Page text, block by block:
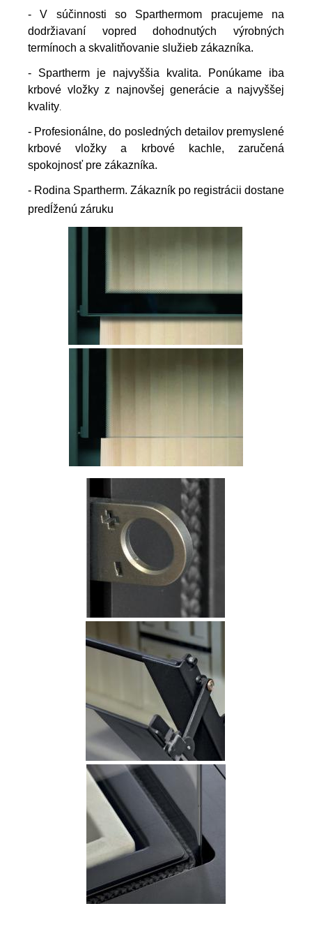
- V súčinnosti so Sparthermom pracujeme na
dodržiavaní vopred dohodnutých výrobných
termínoch a skvalitňovanie služieb zákazníka.
- Spartherm je najvyššia kvalita. Ponúkame iba
krbové vložky z najnovšej generácie a najvyššej
kvality.
- Profesionálne, do posledných detailov premyslené
krbové vložky a krbové kachle, zaručená
spokojnosť pre zákazníka.
- Rodina Spartherm. Zákazník po registrácii dostane
predĺženú záruku